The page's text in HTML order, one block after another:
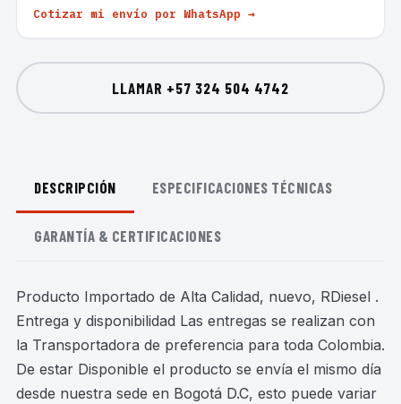
Cotizar mi envío por WhatsApp →
LLAMAR +57 324 504 4742
DESCRIPCIÓN ESPECIFICACIONES TÉCNICAS
GARANTÍA & CERTIFICACIONES
Producto Importado de Alta Calidad, nuevo, RDiesel .
Entrega y disponibilidad Las entregas se realizan con
la Transportadora de preferencia para toda Colombia.
De estar Disponible el producto se envía el mismo día
desde nuestra sede en Bogotá D.C, esto puede variar